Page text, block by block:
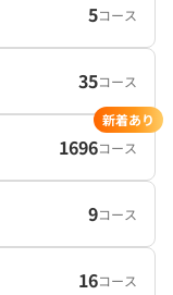
5コース
35コース
1696コース
新着あり
9コース
16コース